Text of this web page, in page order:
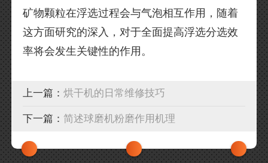
矿物颗粒在浮选过程会与气泡相互作用，随着
这方面研究的深入，对于全面提高浮选分选效
率将会发生关键性的作用。
上一篇：烘干机的日常维修技巧
下一篇： 简述球磨机粉磨作用机理